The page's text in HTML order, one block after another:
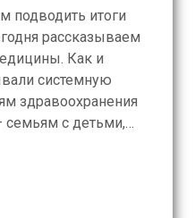
подводить итоги
рассказываем
Как и
системную
здравоохранения
семьям с детьми,
и закупали
оперативно